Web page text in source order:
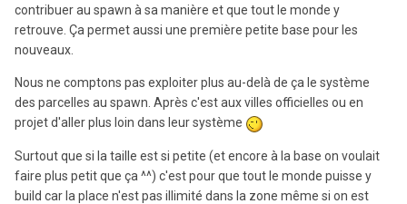
contribuer au spawn à sa manière et que tout le monde y
retrouve. Ça permet aussi une première petite base pour les
nouveaux.
Nous ne comptons pas exploiter plus au-delà de ça le système
des parcelles au spawn. Après c'est aux villes officielles ou en
projet d'aller plus loin dans leur système
Surtout que si la taille est si petite (et encore à la base on voulait
faire plus petit que ça ^^) c'est pour que tout le monde puisse y
build car la place n'est pas illimité dans la zone même si on est